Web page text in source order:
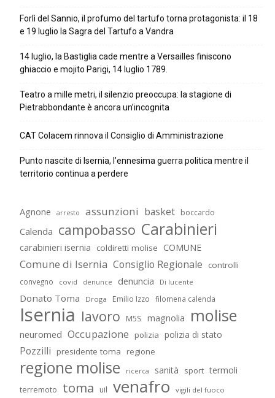
Forlì del Sannio, il profumo del tartufo torna protagonista: il 18
e 19 luglio la Sagra del Tartufo a Vandra
14 luglio, la Bastiglia cade mentre a Versailles finiscono
ghiaccio e mojito Parigi, 14 luglio 1789.
Teatro a mille metri, il silenzio preoccupa: la stagione di
Pietrabbondante è ancora un’incognita
CAT Colacem rinnova il Consiglio di Amministrazione
Punto nascite di Isernia, l’ennesima guerra politica mentre il
territorio continua a perdere
Agnone arresto assunzioni basket boccardo
Calenda campobasso Carabinieri
carabinieri isernia coldiretti molise COMUNE
Comune di Isernia Consiglio Regionale controlli
convegno covid denunce denuncia Di lucente
Donato Toma Droga Emilio Izzo filomena calenda
Isernia lavoro M5S magnolia molise
neuromed Occupazione polizia polizia di stato
Pozzilli presidente toma regione
regione molise ricerca sanità sport termoli
terremoto toma uil venafro vigili del fuoco